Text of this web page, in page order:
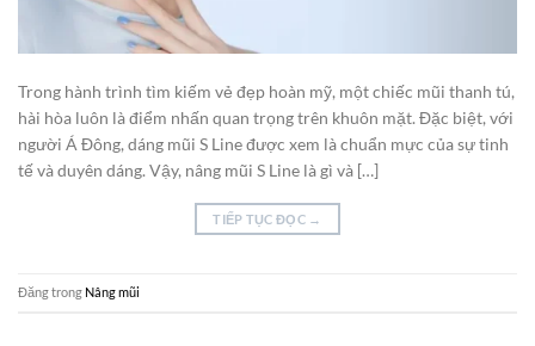
Trong hành trình tìm kiếm vẻ đẹp hoàn mỹ, một chiếc mũi thanh tú,
hài hòa luôn là điểm nhấn quan trọng trên khuôn mặt. Đặc biệt, với
người Á Đông, dáng mũi S Line được xem là chuẩn mực của sự tinh
tế và duyên dáng. Vậy, nâng mũi S Line là gì và […]
TIẾP TỤC ĐỌC →
Đăng trong Nâng mũi